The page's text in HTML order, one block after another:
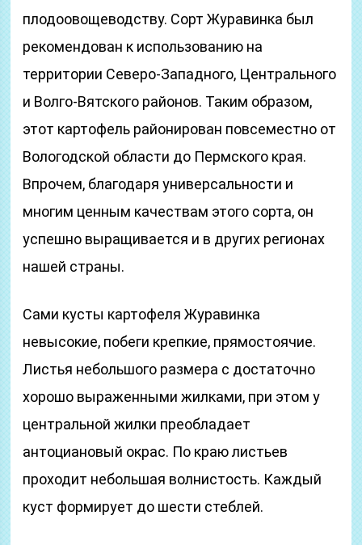
плодоовощеводству. Сорт Журавинка был
рекомендован к использованию на
территории Северо-Западного, Центрального
и Волго-Вятского районов. Таким образом,
этот картофель районирован повсеместно от
Вологодской области до Пермского края.
Впрочем, благодаря универсальности и
многим ценным качествам этого сорта, он
успешно выращивается и в других регионах
нашей страны.
Сами кусты картофеля Журавинка
невысокие, побеги крепкие, прямостоячие.
Листья небольшого размера с достаточно
хорошо выраженными жилками, при этом у
центральной жилки преобладает
антоциановый окрас. По краю листьев
проходит небольшая волнистость. Каждый
куст формирует до шести стеблей.